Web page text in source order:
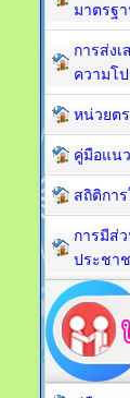
มาตรฐ
การส่ง
ความโป
หน่วยต
คู่มือแน
สถิติกา
การมีส่
ประชา